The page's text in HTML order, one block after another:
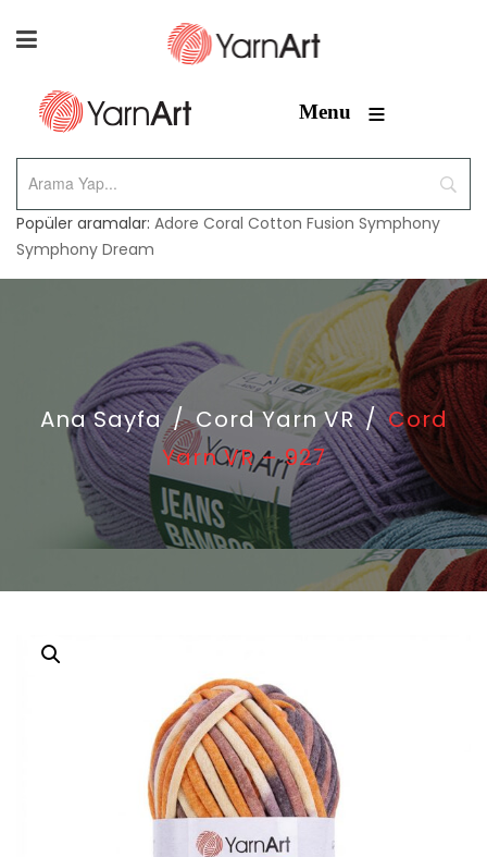
Menu ≡
Popüler aramalar: Adore Coral Cotton Fusion Symphony
Symphony Dream
Ana Sayfa / Cord Yarn VR / Cord
Yarn VR – 927